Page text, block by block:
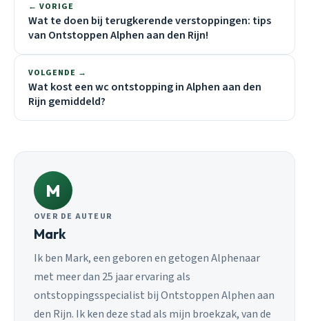
← VORIGE
Wat te doen bij terugkerende verstoppingen: tips
van Ontstoppen Alphen aan den Rijn!
VOLGENDE →
Wat kost een wc ontstopping in Alphen aan den
Rijn gemiddeld?
M
OVER DE AUTEUR
Mark
Ik ben Mark, een geboren en getogen Alphenaar
met meer dan 25 jaar ervaring als
ontstoppingsspecialist bij Ontstoppen Alphen aan
den Rijn. Ik ken deze stad als mijn broekzak, van de